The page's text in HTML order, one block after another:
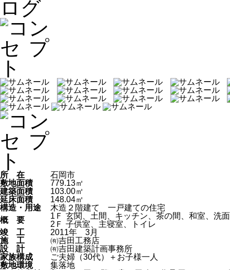
所 在
石岡市
敷地面積
779.13㎡
建築面積
103.00㎡
延床面積
148.04㎡
構造・用途
木造２階建て 一戸建ての住宅
概 要
1Ｆ 玄関、土間、キッチン、茶の間、和室、洗
2Ｆ 子供室、主寝室、トイレ
竣 工
2011年 3月
施 工
㈲吉田工務店
設 計
㈲吉田建築計画事務所
家族構成
ご夫婦（30代）＋お子様一人
敷地環境
集落地